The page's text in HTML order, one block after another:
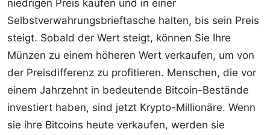
niedrigen Preis kaufen und in einer
Selbstverwahrungsbrieftasche halten, bis sein Preis
steigt. Sobald der Wert steigt, können Sie Ihre
Münzen zu einem höheren Wert verkaufen, um von
der Preisdifferenz zu profitieren. Menschen, die vor
einem Jahrzehnt in bedeutende Bitcoin-Bestände
investiert haben, sind jetzt Krypto-Millionäre. Wenn
sie ihre Bitcoins heute verkaufen, werden sie